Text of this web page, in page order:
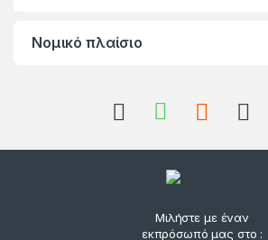
Νομικό πλαίσιο
Μιλήστε με έναν
εκπρόσωπό μας στο :